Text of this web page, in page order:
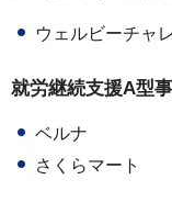
ウェルビーチャ
就労継続支援A型
ベルナ
さくらマート